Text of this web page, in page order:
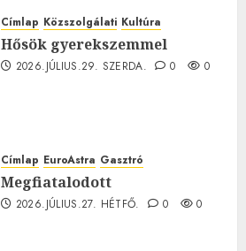
Címlap Közszolgálati Kultúra
Hősök gyerekszemmel
2026.JÚLIUS.29. SZERDA. 0 0
Címlap EuroAstra Gasztró
Megfiatalodott
2026.JÚLIUS.27. HÉTFŐ. 0 0